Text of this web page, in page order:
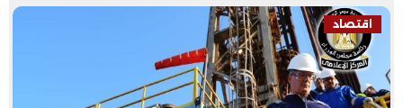
اقتصاد